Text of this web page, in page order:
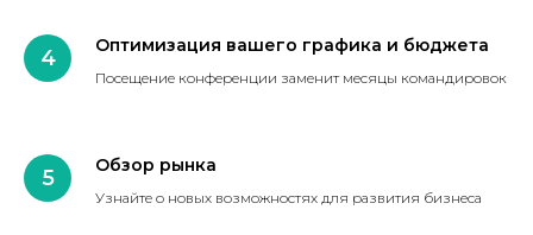
Оптимизация вашего графика и бюджета
Посещение конференции заменит месяцы командировок
Обзор рынка
Узнайте о новых возможностях для развития бизнеса